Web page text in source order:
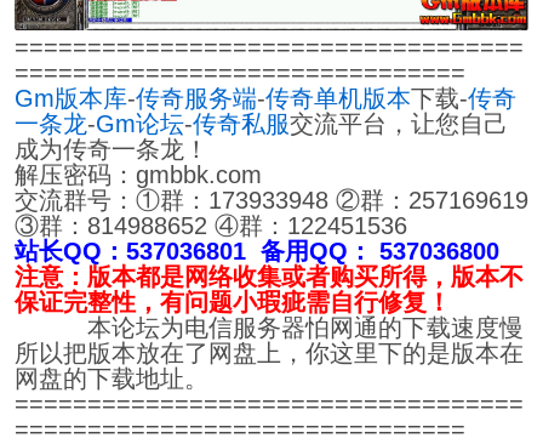
===================================
===============================
Gm版本库-传奇服务端-传奇单机版本下载-传奇
一条龙-Gm论坛-传奇私服交流平台，让您自己
成为传奇一条龙！
解压密码：gmbbk.com
交流群号：①群：173933948 ②群：257169619
③群：814988652 ④群：122451536
站长QQ：537036801 备用QQ： 537036800
注意：版本都是网络收集或者购买所得，版本不
保证完整性，有问题小瑕疵需自行修复！
本论坛为电信服务器怕网通的下载速度慢
所以把版本放在了网盘上，你这里下的是版本在
网盘的下载地址。
===================================
===============================